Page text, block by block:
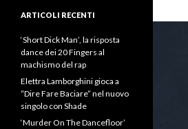
ARTICOLI RECENTI
‘Short Dick Man’, la risposta
dance dei 20 Fingers al
machismo del rap
Elettra Lamborghini gioca a
“Dire Fare Baciare” nel nuovo
singolo con Shade
‘Murder On The Dancefloor’